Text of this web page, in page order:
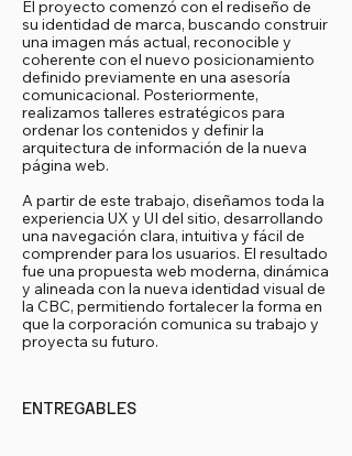
El proyecto comenzó con el rediseño de
su identidad de marca, buscando construir
una imagen más actual, reconocible y
coherente con el nuevo posicionamiento
definido previamente en una asesoría
comunicacional. Posteriormente,
realizamos talleres estratégicos para
ordenar los contenidos y definir la
arquitectura de información de la nueva
página web.
A partir de este trabajo, diseñamos toda la
experiencia UX y UI del sitio, desarrollando
una navegación clara, intuitiva y fácil de
comprender para los usuarios. El resultado
fue una propuesta web moderna, dinámica
y alineada con la nueva identidad visual de
la CBC, permitiendo fortalecer la forma en
que la corporación comunica su trabajo y
proyecta su futuro.
ENTREGABLES